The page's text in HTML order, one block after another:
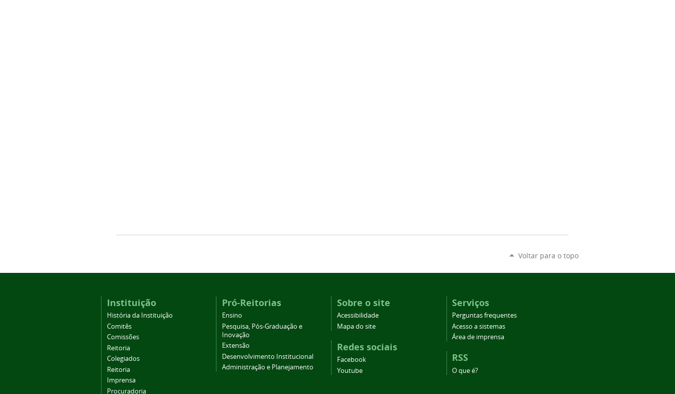
Voltar para o topo
Instituição
História da Instituição
Comitês
Comissões
Reitoria
Colegiados
Reitoria
Imprensa
Procuradoria
Pró-Reitorias
Ensino
Pesquisa, Pós-Graduação e
Inovação
Extensão
Desenvolvimento Institucional
Administração e Planejamento
Sobre o site
Acessibilidade
Mapa do site
Redes sociais
Facebook
Youtube
Serviços
Perguntas frequentes
Acesso a sistemas
Área de imprensa
RSS
O que é?